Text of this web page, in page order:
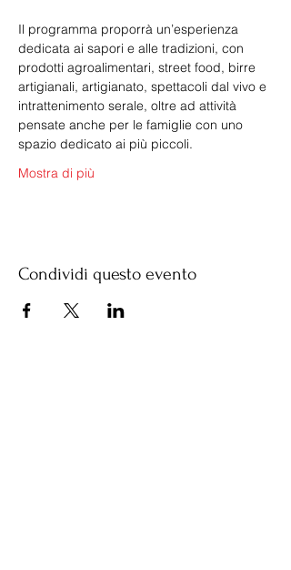
Il programma proporrà un’esperienza
dedicata ai sapori e alle tradizioni, con
prodotti agroalimentari, street food, birre
artigianali, artigianato, spettacoli dal vivo e
intrattenimento serale, oltre ad attività
pensate anche per le famiglie con uno
spazio dedicato ai più piccoli.
Mostra di più
Condividi questo evento